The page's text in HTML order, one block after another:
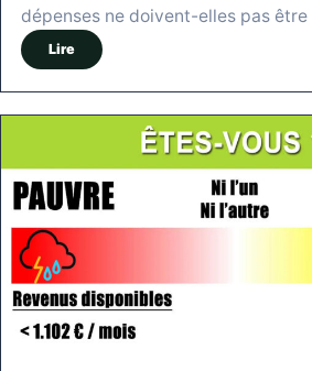
dépenses ne doivent-elles pas
Lire